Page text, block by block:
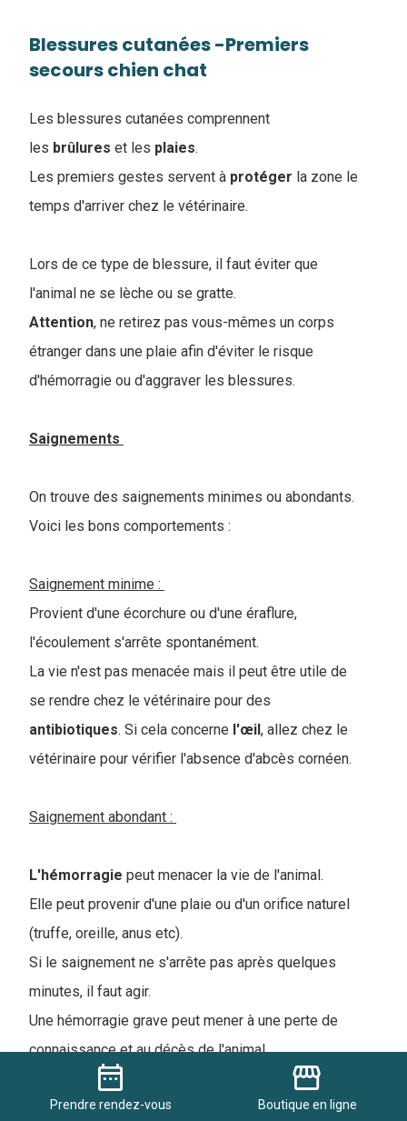
Blessures cutanées -Premiers
secours chien chat
Les blessures cutanées comprennent
les brûlures et les plaies.
Les premiers gestes servent à protéger la zone le
temps d'arriver chez le vétérinaire.
Lors de ce type de blessure, il faut éviter que
l'animal ne se lèche ou se gratte.
Attention, ne retirez pas vous-mêmes un corps
étranger dans une plaie afin d'éviter le risque
d'hémorragie ou d'aggraver les blessures.
Saignements
On trouve des saignements minimes ou abondants.
Voici les bons comportements :
Saignement minime :
Provient d'une écorchure ou d'une éraflure,
l'écoulement s'arrête spontanément.
La vie n'est pas menacée mais il peut être utile de
se rendre chez le vétérinaire pour des
antibiotiques. Si cela concerne l'œil , allez chez le
vétérinaire pour vérifier l'absence d'abcès cornéen.
Saignement abondant :
L'hémorragie peut menacer la vie de l'animal.
Elle peut provenir d'une plaie ou d'un orifice naturel
(truffe, oreille, anus etc).
Si le saignement ne s'arrête pas après quelques
minutes, il faut agir.
Une hémorragie grave peut mener à une perte de
connaissance et au décès de l'animal.
Il est important de
et d'analyser
la situation.
date_range
Prendrerendez-vous
storefront
Boutique en ligne